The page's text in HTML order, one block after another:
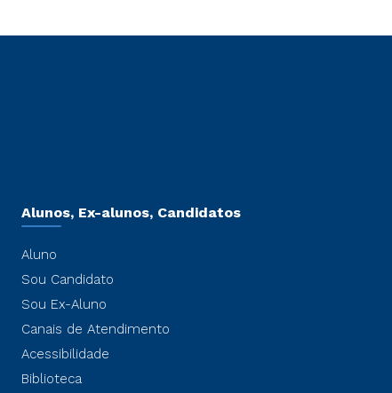
Alunos, Ex-alunos, Candidatos
Aluno
Sou Candidato
Sou Ex-Aluno
Canais de Atendimento
Acessibilidade
Biblioteca